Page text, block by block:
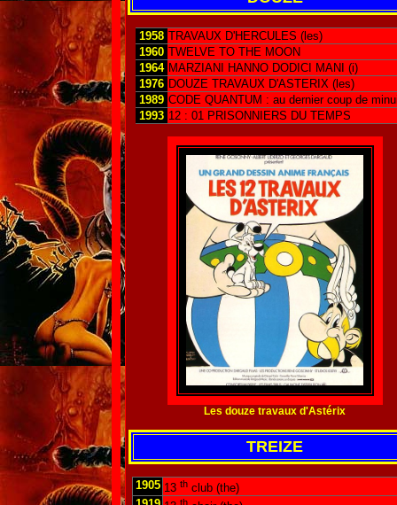
1958 TRAVAUX D'HERCULES (les)
1960 TWELVE TO THE MOON
1964 MARZIANI HANNO DODICI MANI (i)
1976 DOUZE TRAVAUX D'ASTERIX (les)
1989 CODE QUANTUM : au dernier coup de
1993 12 : 01 PRISONNIERS DU TEMPS
Les douze travaux d'Astérix
TREIZE
1905 13 th club (the)
th